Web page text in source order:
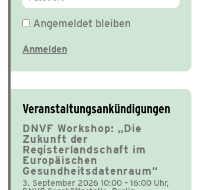
Angemeldet bleiben
Veranstaltungsankündigungen
DNVF Workshop: „Die
Zukunft der
Registerlandschaft im
Europäischen
Gesundheitsdatenraum“
3. September 2026 10:00 – 16:00 Uhr,